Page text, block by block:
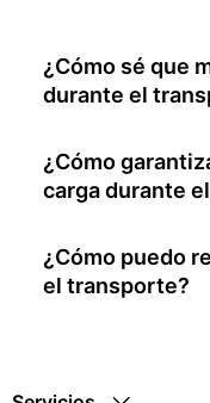
¿Cómo sé que
durante el
¿Cómo
carga durante
¿Cómo puedo
el transporte?